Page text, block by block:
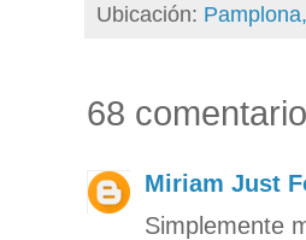
Ubicación:
68
Miriam Just
Simplemente